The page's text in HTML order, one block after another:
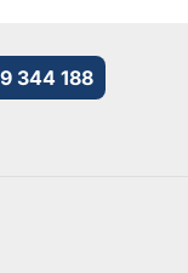
344 188